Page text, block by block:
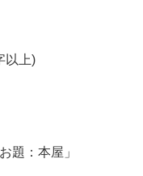
以上)
題：本屋」